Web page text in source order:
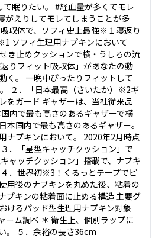
眠りたい。 #経血量が多くてモレ
がえりしてモレてしまうことが多
収体で、ソフィ史上最強※１寝返り
ソフィ生理用ナプキンにおいて
き止めクッションで横・うしろの流
りフィット吸収体」があなたの動
く。 一晩中ぴったりフィットして
２．「日本最高（さいたか）※2ギ
をガード ギャザーは、当社従来品
内で最も高さのあるギャザーで横
本国内で最も高さのあるギャザー。
ナプキンにおいて。 2020年2月時点
．「星型キャッチクッション」で
ャッチクッション」搭載で、ナプキ
．世界初※3！くるっとテープでピ
用後のナプキンを丸めた後、粘着の
プキンの粘着面に止める構造 主要グ
けるパッド型生理用ナプキン対象
ーム調べ ＊ 衛生上、個別ラップに
。 ５．余裕の長さ36cm